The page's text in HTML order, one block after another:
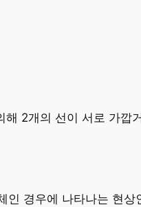
2개의 선이 서로 가
인 경우에 나타나는 현